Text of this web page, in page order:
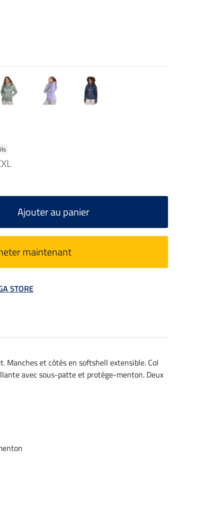
Ajouter au panier
maintenant
STORE
et côtés en softshell extensible. Col
avec sous-patte et protège-menton. Deux